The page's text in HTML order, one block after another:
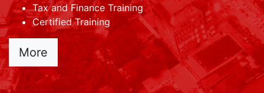
Tax and Finance Training
Certified Training
More